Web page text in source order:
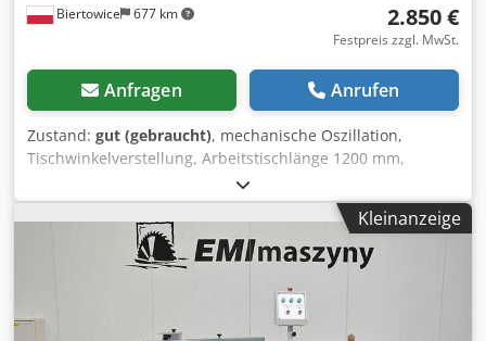
Biertowice 677 km 2.850 €
Festpreis zzgl. MwSt.
Anfragen Anrufen
Zustand: gut (gebraucht), mechanische Oszillation,
Tischwinkelverstellung, Arbeitstischlänge 1200 mm,
Schleifen auf dem Schuh oder der Fläche, Möglichkeit zum
Schleifen unregelmäßiger Kanten, Versorgung 380V
Cjdpfxsy N N Ngj Ab Serf
Kleinanzeige